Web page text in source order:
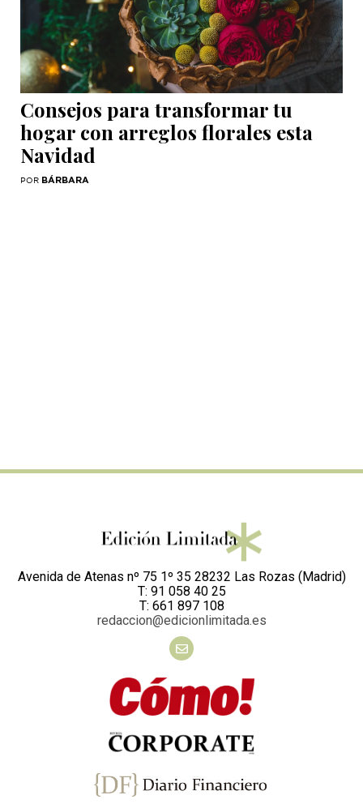
Consejos para transformar tu
hogar con arreglos florales esta
Navidad
POR BÁRBARA
Avenida de Atenas nº 75 1º 35 28232 Las Rozas (Madrid)
T: 91 058 40 25
T: 661 897 108
redaccion@edicionlimitada.es